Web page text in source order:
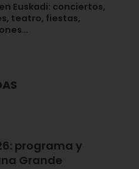
Euskadi: conciertos,
teatro, fiestas,
programa y
Grande